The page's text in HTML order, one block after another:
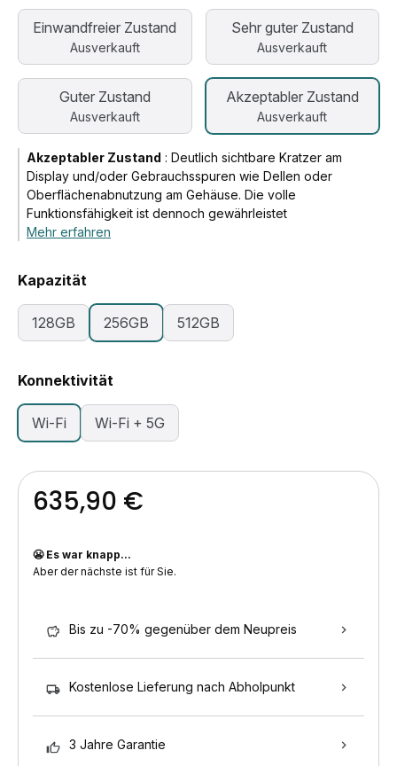
Einwandfreier Zustand
Ausverkauft
Sehr guter Zustand
Ausverkauft
Guter Zustand
Ausverkauft
Akzeptabler Zustand
Ausverkauft
Akzeptabler Zustand : Deutlich sichtbare Kratzer am
Display und/oder Gebrauchsspuren wie Dellen oder
Oberflächenabnutzung am Gehäuse. Die volle
Funktionsfähigkeit ist dennoch gewährleistet
Mehr erfahren
Kapazität
128GB 256GB 512GB
Konnektivität
Wi-Fi Wi-Fi + 5G
635,90 €
😬 Es war knapp...
Aber der nächste ist für Sie.
Bis zu -70% gegenüber dem Neupreis
Kostenlose Lieferung nach Abholpunkt
3 Jahre Garantie